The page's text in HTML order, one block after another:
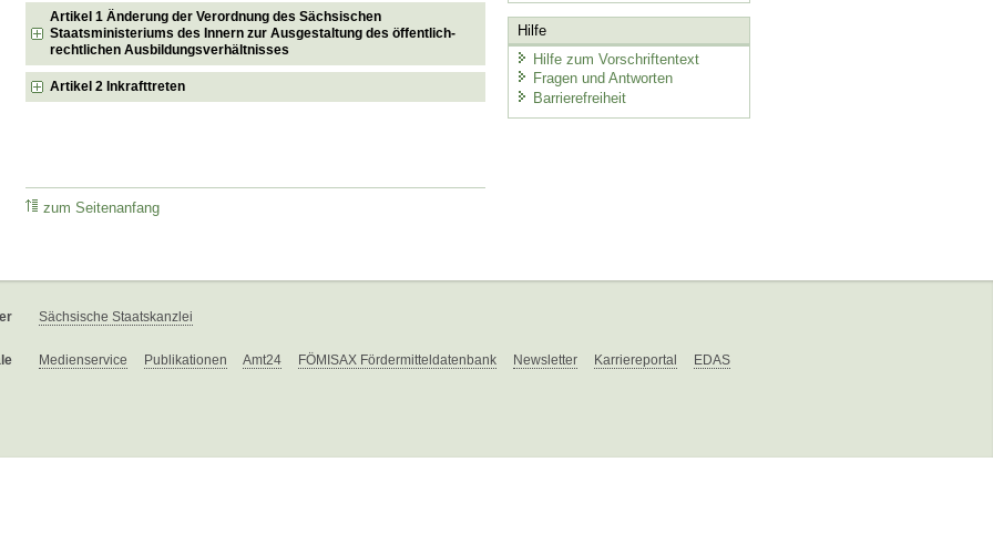
Artikel 1 Änderung der Verordnung des Sächsischen
Staatsministeriums des Innern zur Ausgestaltung des öffentlich-
rechtlichen Ausbildungsverhältnisses
Artikel 2 Inkrafttreten
zum Seitenanfang
Hilfe
Hilfe zum Vorschriftentext
Fragen und Antworten
Barrierefreiheit
Sächsische Staatskanzlei
Medienservice Publikationen Amt24 FÖMISAX Fördermitteldatenbank Newsletter Karriereportal EDAS